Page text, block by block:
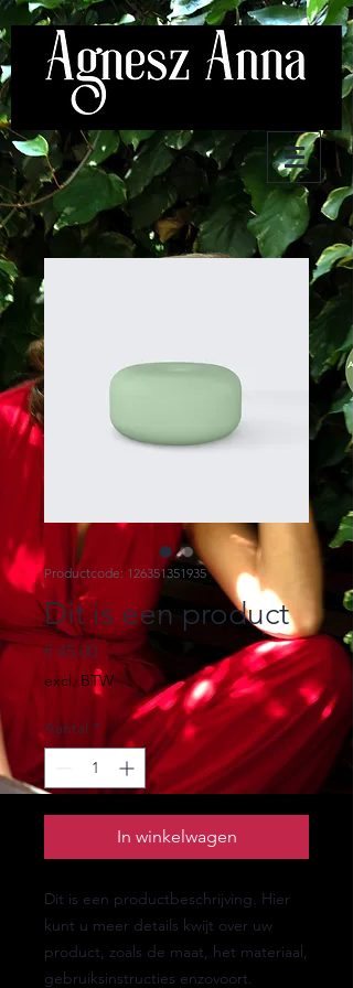
Productcode: 126351351935
Dit is een product
€ 45,00Prijs
excl. BTW
Aantal *
In winkelwagen
Dit is een productbeschrijving. Hier
kunt u meer details kwijt over uw
product, zoals de maat, het materiaal,
gebruiksinstructies enzovoort.